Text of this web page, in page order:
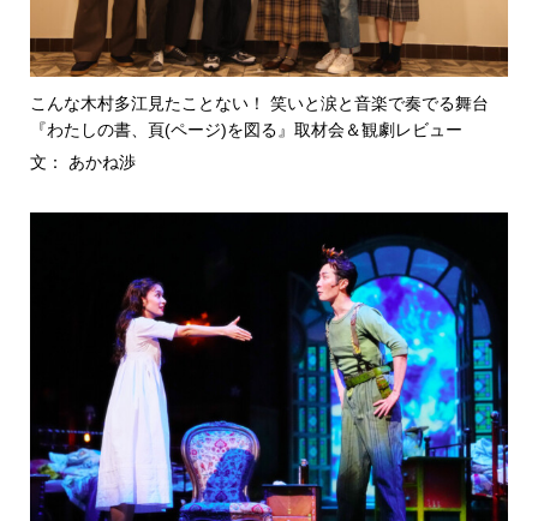
こんな木村多江見たことない！ 笑いと涙と音楽で奏でる舞台
『わたしの書、頁(ページ)を図る』取材会＆観劇レビュー
文： あかね渉